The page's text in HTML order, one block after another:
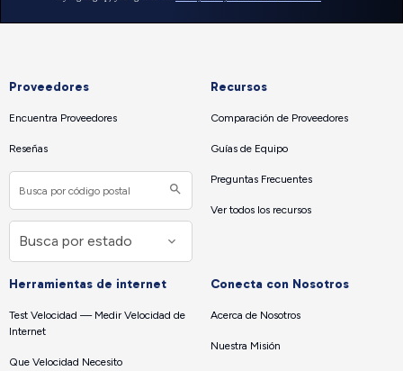
Proveedores
Encuentra Proveedores
Reseñas
Recursos
Comparación de Proveedores
Guías de Equipo
Preguntas Frecuentes
Ver todos los recursos
Herramientas de internet
Test Velocidad — Medir Velocidad de
Internet
Que Velocidad Necesito
Conecta con Nosotros
Acerca de Nosotros
Nuestra Misión